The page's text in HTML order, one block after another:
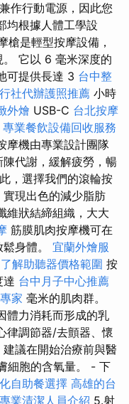
作行動電源，因此您
均根據人體工學設
槍是輕型按摩設備，
它以 6 毫米深度的
可提供長達 3 台中整
社代辦護照推薦 小時
外燴 USB-C 台北按摩
專業餐飲設備回收服務
摩機由專業設計團隊
代謝，緩解疲勞，暢
，選擇我們的滾輪按
現出色的減少脂肪
維狀結締組織，大大
筋膜肌肉按摩機可在
身體。 宜蘭外燴服
了解助聽器價格範圍 按
達 台中月子中心推薦
家 毫米的肌肉群。
體力消耗而形成的乳
律調節器/去顫器、懷
議在開始治療前與醫
細胞的含氧量。 - 下
自助餐選擇 高雄的台
專業清潔人員介紹 5.射